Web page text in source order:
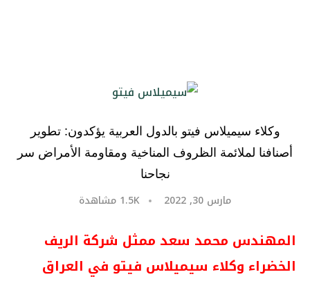
وكلاء سيميلاس فيتو بالدول العربية يؤكدون: تطوير
أصنافنا لملائمة الظروف المناخية ومقاومة الأمراض سر
نجاحنا
مارس 30, 2022 1.5K مشاهدة
المهندس محمد سعد ممثل شركة الريف
الخضراء وكلاء سيميلاس فيتو في العراق